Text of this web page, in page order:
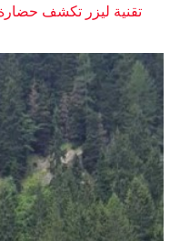
تقنية ليزر تكشف